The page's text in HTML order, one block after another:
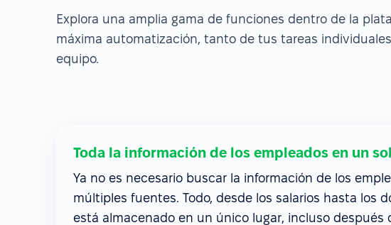
Explora una amplia gama de funciones dentro de la
máxima automatización, tanto de tus tareas
equipo.
Toda la información de los empleados en un
Ya no es necesario buscar la información de los
múltiples fuentes. Todo, desde los salarios hasta los
está almacenado en un único lugar, incluso después